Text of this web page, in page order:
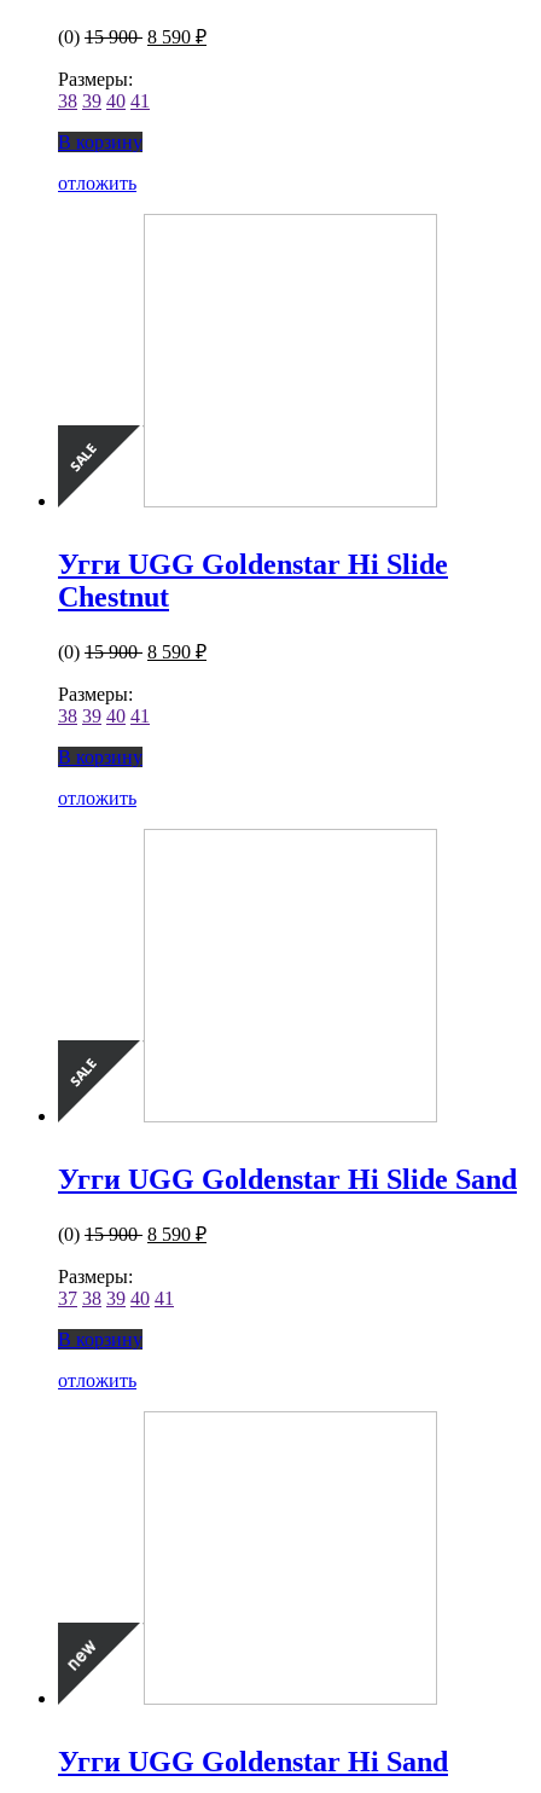
(0) 15 900 8 590 ₽
Размеры:
38 39 40 41
В корзину
отложить
Угги UGG Goldenstar Hi Slide
Chestnut
(0) 15 900 8 590 ₽
Размеры:
38 39 40 41
В корзину
отложить
Угги UGG Goldenstar Hi Slide Sand
(0) 15 900 8 590 ₽
Размеры:
37 38 39 40 41
В корзину
отложить
Угги UGG Goldenstar Hi Sand